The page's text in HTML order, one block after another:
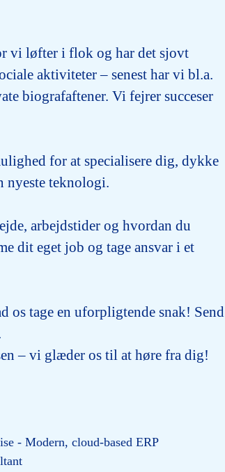
vi løfter i flok og har det sjovt
aktiviteter – senest har vi bl.a.
biografaftener. Vi fejrer succeser
for at specialisere dig, dykke
nyeste teknologi.
arbejdstider og hvordan du
dit eget job og tage ansvar i et
os tage en uforpligtende snak! Send
– vi glæder os til at høre fra dig!
- Modern, cloud-based ERP